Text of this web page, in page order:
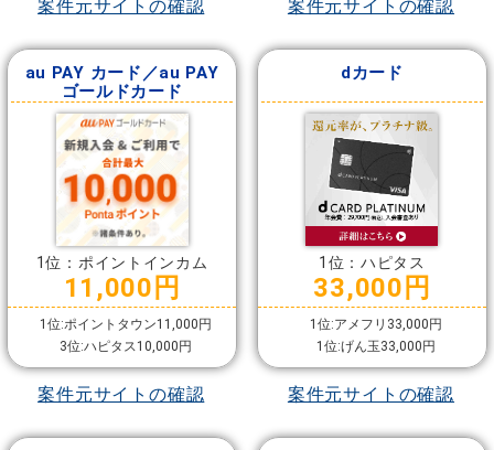
案件元サイトの確認 案件元サイトの確認
au PAY カード／au PAY
ゴールドカード
1位：ポイントインカム
11,000円
1位:ポイントタウン11,000円
3位:ハピタス10,000円
案件元サイトの確認
dカード
1位：ハピタス
33,000円
1位:アメフリ33,000円
1位:げん玉33,000円
案件元サイトの確認